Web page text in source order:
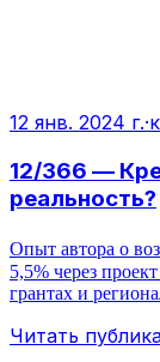
12 янв. 2024 г.·
12/366 —
реальность?
Опыт автора о
5,5% через
грантах и
Читать